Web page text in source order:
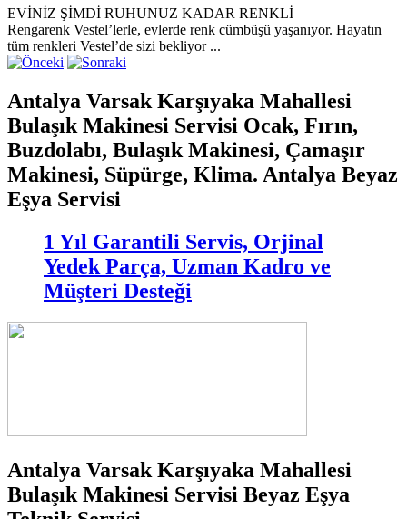
EVİNİZ ŞİMDİ RUHUNUZ KADAR RENKLİ
Rengarenk Vestel’lerle, evlerde renk cümbüşü yaşanıyor. Hayatın
tüm renkleri Vestel’de sizi bekliyor ...
Antalya Varsak Karşıyaka Mahallesi
Bulaşık Makinesi Servisi Ocak, Fırın,
Buzdolabı, Bulaşık Makinesi, Çamaşır
Makinesi, Süpürge, Klima. Antalya Beyaz
Eşya Servisi
1 Yıl Garantili Servis, Orjinal
Yedek Parça, Uzman Kadro ve
Müşteri Desteği
Antalya Varsak Karşıyaka Mahallesi
Bulaşık Makinesi Servisi Beyaz Eşya